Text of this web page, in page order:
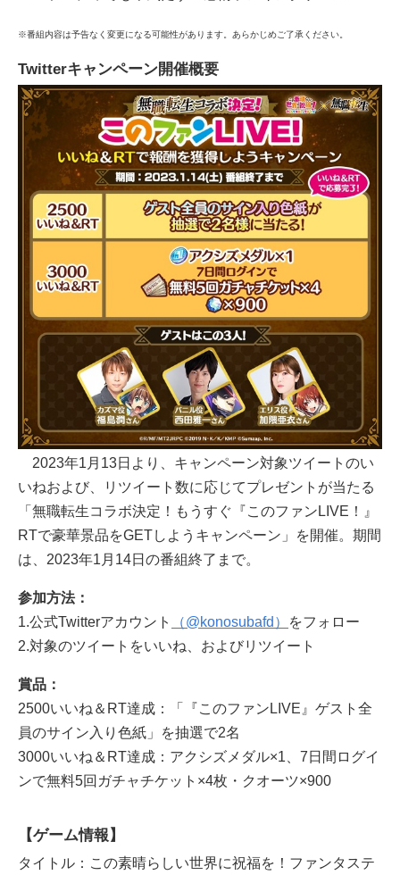
※番組内容は予告なく変更になる可能性があります。あらかじめご了承ください。
Twitterキャンペーン開催概要
2023年1月13日より、キャンペーン対象ツイートのい
いねおよび、リツイート数に応じてプレゼントが当たる
「無職転生コラボ決定！もうすぐ『このファンLIVE！』
RTで豪華景品をGETしようキャンペーン」を開催。期間
は、2023年1月14日の番組終了まで。
参加方法：
1.公式Twitterアカウント
（@konosubafd）
をフォロー
2.対象のツイートをいいね、およびリツイート
賞品：
2500いいね＆RT達成：「『このファンLIVE』ゲスト全
員のサイン入り色紙」を抽選で2名
3000いいね＆RT達成：アクシズメダル×1、7日間ログイ
ンで無料5回ガチャチケット×4枚・クオーツ×900
【ゲーム情報】
タイトル：この素晴らしい世界に祝福を！ファンタステ